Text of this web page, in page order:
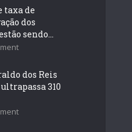
taxa de
dos
sendo...
dos Reis
310